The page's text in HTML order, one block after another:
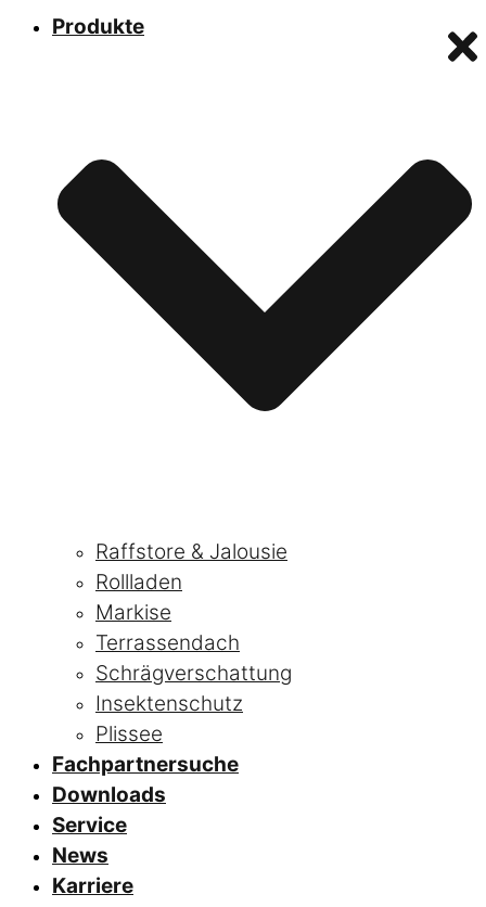
Produkte
Raffstore & Jalousie
Rollladen
Markise
Terrassendach
Schrägverschattung
Insektenschutz
Plissee
Fachpartnersuche
Downloads
Service
News
Karriere